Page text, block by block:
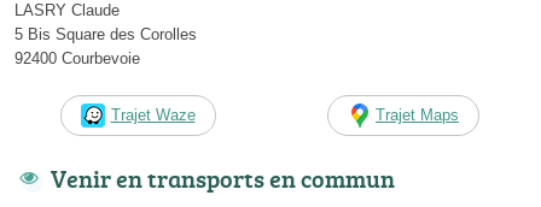
LASRY Claude
5 Bis Square des Corolles
92400 Courbevoie
Trajet Waze Trajet Maps
Venir en transports en commun